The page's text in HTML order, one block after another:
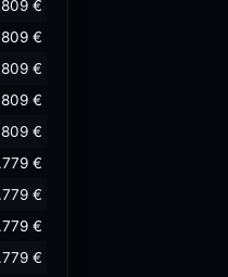
€
€
€
€
€
€
€
€
€